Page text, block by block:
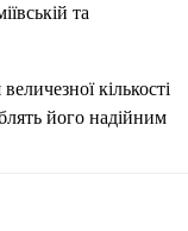
та
кількості
його надійним